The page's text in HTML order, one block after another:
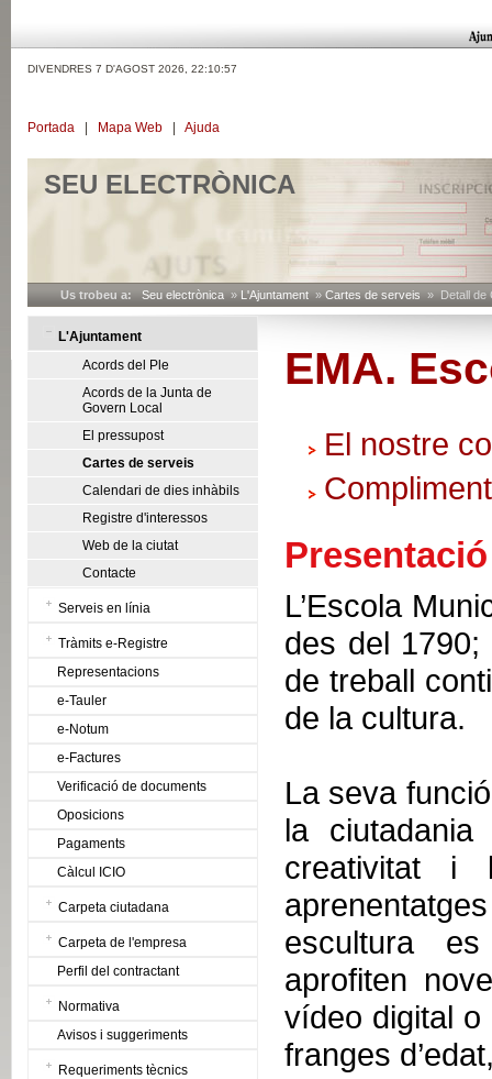
DIVENDRES 7 D'AGOST 2026, 22:10:58
Portada Mapa Web Ajuda
SEU ELECTRÒNICA
Us trobeu a: Seu electrònica » L'Ajuntament » Cartes de serveis » Detall de
L'Ajuntament
Acords del Ple
Acords de la Junta de
Govern Local
El pressupost
Cartes de serveis
Calendari de dies inhàbils
Registre d'interessos
Web de la ciutat
Contacte
Serveis en línia
Tràmits e-Registre
Representacions
e-Tauler
e-Notum
e-Factures
Verificació de documents
Oposicions
Pagaments
Càlcul ICIO
Carpeta ciutadana
Carpeta de l'empresa
Perfil del contractant
Normativa
Avisos i suggeriments
Requeriments tècnics
EMA.
El nostre
Presentació
L’Escola
des del
de treball
de la cultura.
La seva
la
creativitat
escultura
aprofiten
vídeo digital o
franges